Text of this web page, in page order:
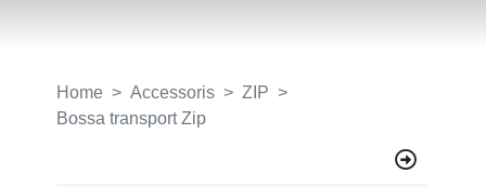
Home Accessoris
ZIP
Bossa transport Zip